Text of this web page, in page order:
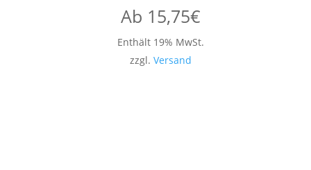
Ab 15,75€
Enthält 19% MwSt.
zzgl. Versand